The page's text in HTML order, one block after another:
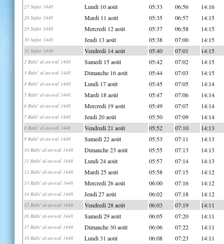
27 Safar 1448 Lundi 10 août 05:33 06:56 14:16
28 Safar 1448 Mardi 11 août 05:35 06:57 14:15
29 Safar 1448 Mercredi 12 août 05:37 06:58 14:15
30 Safar 1448 Jeudi 13 août 05:38 07:00 14:15
31 Safar 1448 Vendredi 14 août 05:40 07:01 14:15
2 Rabi' al-awwal 1448 Samedi 15 août 05:42 07:02 14:15
3 Rabi' al-awwal 1448 Dimanche 16 août 05:44 07:03 14:15
4 Rabi' al-awwal 1448 Lundi 17 août 05:45 07:05 14:14
5 Rabi' al-awwal 1448 Mardi 18 août 05:47 07:06 14:14
6 Rabi' al-awwal 1448 Mercredi 19 août 05:49 07:07 14:14
7 Rabi' al-awwal 1448 Jeudi 20 août 05:50 07:09 14:14
8 Rabi' al-awwal 1448 Vendredi 21 août 05:52 07:10 14:13
9 Rabi' al-awwal 1448 Samedi 22 août 05:53 07:11 14:13
10 Rabi' al-awwal 1448 Dimanche 23 août 05:55 07:13 14:13
11 Rabi' al-awwal 1448 Lundi 24 août 05:57 07:14 14:13
12 Rabi' al-awwal 1448 Mardi 25 août 05:58 07:15 14:12
13 Rabi' al-awwal 1448 Mercredi 26 août 06:00 07:16 14:12
14 Rabi' al-awwal 1448 Jeudi 27 août 06:02 07:18 14:12
15 Rabi' al-awwal 1448 Vendredi 28 août 06:03 07:19 14:11
16 Rabi' al-awwal 1448 Samedi 29 août 06:05 07:20 14:11
17 Rabi' al-awwal 1448 Dimanche 30 août 06:06 07:22 14:11
18 Rabi' al-awwal 1448 Lundi 31 août 06:08 07:23 14:11